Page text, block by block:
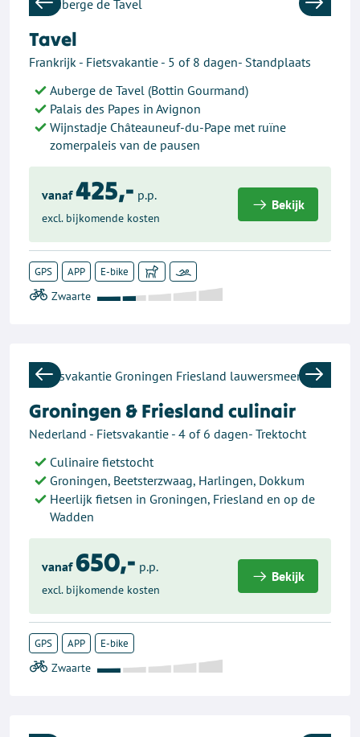
Previous Next
Tavel
Frankrijk - Fietsvakantie - 5 of 8 dagen- Standplaats
Auberge de Tavel (Bottin Gourmand)
Palais des Papes in Avignon
Wijnstadje Châteauneuf-du-Pape met ruïne
zomerpaleis van de pausen
vanaf 425,- p.p.
excl. bijkomende kosten
Bekijk
GPS APP E-bike
Previous Next
Groningen & Friesland culinair
Nederland - Fietsvakantie - 4 of 6 dagen- Trektocht
Culinaire fietstocht
Groningen, Beetsterzwaag, Harlingen, Dokkum
Heerlijk fietsen in Groningen, Friesland en op de
Wadden
vanaf 650,- p.p.
excl. bijkomende kosten
Bekijk
GPS APP E-bike